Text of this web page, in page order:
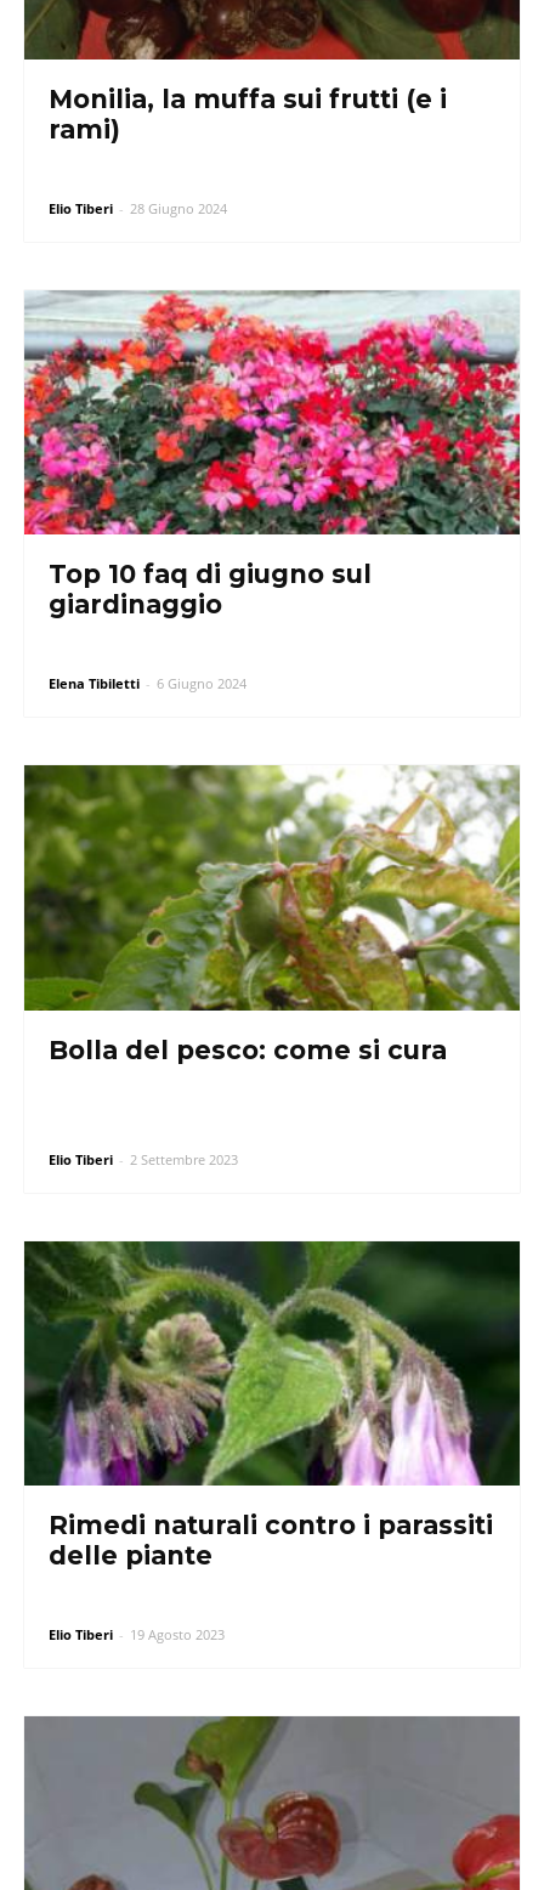
Monilia, la muffa sui frutti (e i
rami)
Elio Tiberi - 28 Giugno 2024
Top 10 faq di giugno sul
giardinaggio
Elena Tibiletti - 6 Giugno 2024
Bolla del pesco: come si cura
Elio Tiberi - 2 Settembre 2023
Rimedi naturali contro i parassiti
delle piante
Elio Tiberi - 19 Agosto 2023